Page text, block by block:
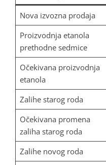
Nova izvozna prodaja
Proizvodnja etanola
prethodne sedmice
Očekivana proizvodnja
etanola
Zalihe starog roda
Očekivana promena
zaliha starog roda
Zalihe novog roda